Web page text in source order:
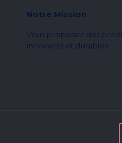
Notre Mission
Vous proposez des
innovants et durables.